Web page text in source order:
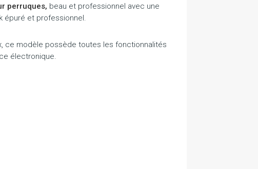
perruques, beau et professionnel avec une
épuré et professionnel.
ce modèle possède toutes les fonctionnalités
électronique.